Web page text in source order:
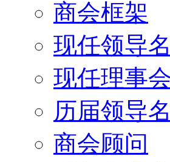
商会框架
现任领导
现任理事
历届领导
商会顾问